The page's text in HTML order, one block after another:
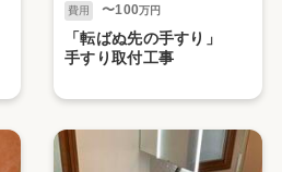
費用 〜100万円
「転ばぬ先の手すり」
手すり取付工事